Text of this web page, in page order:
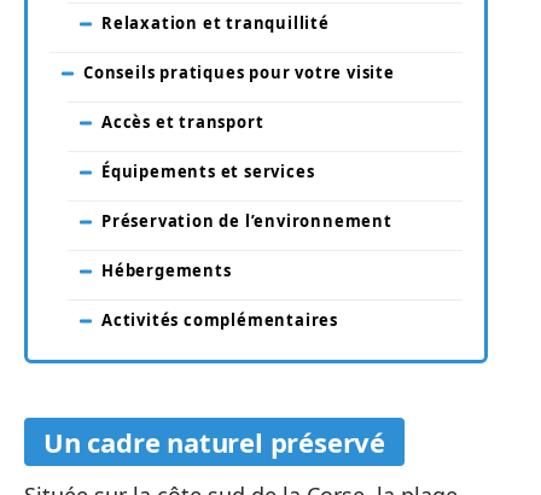
Relaxation et tranquillité
Conseils pratiques pour votre visite
Accès et transport
Équipements et services
Préservation de l’environnement
Hébergements
Activités complémentaires
Un cadre naturel préservé